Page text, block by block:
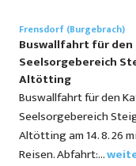
Frensdorf (Burgebrach)
Buswallfahrt für den
Seelsorgebereich
Altötting
Buswallfahrt für den
Seelsorgebereich
Altötting am 14. 8. 26
Reisen. Abfahrt:…